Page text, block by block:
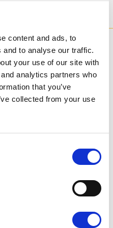
content and ads, to
to analyse our traffic.
your use of our site with
analytics partners who
that you’ve
collected from your use
collezione
in diverse varianti e
Piantana vetro
artistico oro
P1025-K
1 x MAX 40W - G9